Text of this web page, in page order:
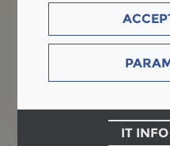
IT